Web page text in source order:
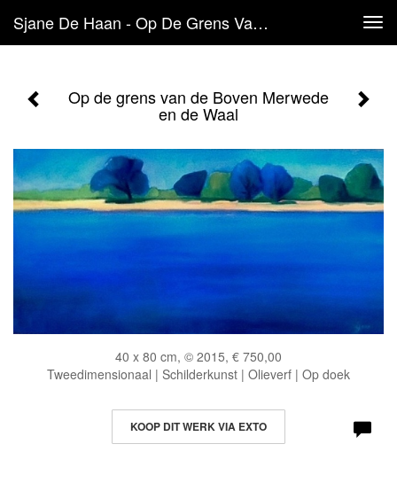
Sjane De Haan - Op De Grens Van De Boven Merwede En De Waal
Op de grens van de Boven Merwede
en de Waal
40 x 80 cm, © 2015, € 750,00
Tweedimensionaal | Schilderkunst | Olieverf | Op doek
KOOP DIT WERK VIA EXTO